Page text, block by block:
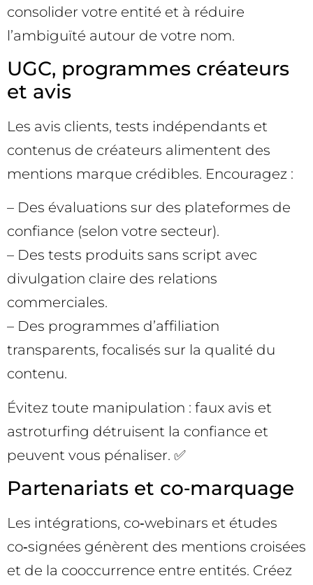
consolider votre entité et à réduire
l’ambiguïté autour de votre nom.
UGC, programmes créateurs
et avis
Les avis clients, tests indépendants et
contenus de créateurs alimentent des
mentions marque crédibles. Encouragez :
– Des évaluations sur des plateformes de
confiance (selon votre secteur).
– Des tests produits sans script avec
divulgation claire des relations
commerciales.
– Des programmes d’affiliation
transparents, focalisés sur la qualité du
contenu.
Évitez toute manipulation : faux avis et
astroturfing détruisent la confiance et
peuvent vous pénaliser. ✅
Partenariats et co‑marquage
Les intégrations, co‑webinars et études
co‑signées génèrent des mentions croisées
et de la cooccurrence entre entités. Créez